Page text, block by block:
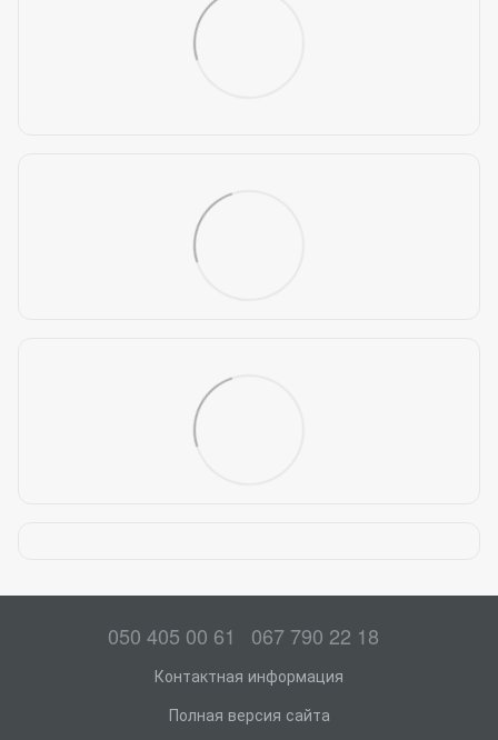
050 405 00 61 067 790 22 18
Контактная информация
Полная версия сайта